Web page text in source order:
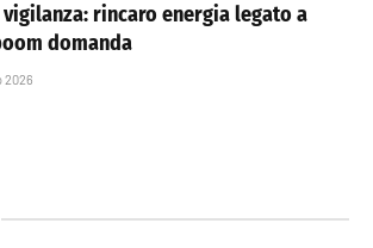
vigilanza: rincaro energia legato a
domanda
2026